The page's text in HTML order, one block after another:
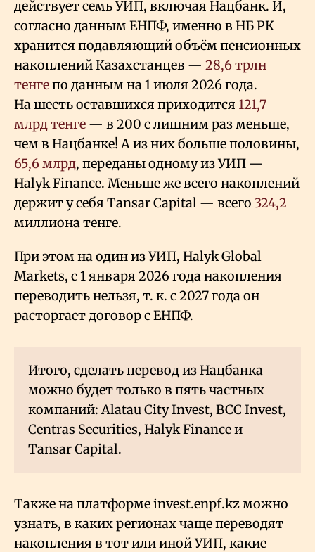
действует семь УИП, включая Нацбанк. И,
согласно данным ЕНПФ, именно в НБ РК
хранится подавляющий объём пенсионных
накоплений Казахстанцев — 28,6 трлн
тенгепо данным на 1 июля 2026 года.
На шесть оставшихся приходится 121,7
млрд тенге — в 200 с лишним раз меньше,
чем в Нацбанке! А из них больше половины,
65,6 млрд, переданы одному из УИП —
Halyk Finance. Меньше же всего накоплений
держит у себя Tansar Capital — всего 324,2
миллиона тенге.
При этом на один из УИП, Halyk Global
Markets, с 1 января 2026 года накопления
переводить нельзя, т. к. с 2027 года он
расторгает договор с ЕНПФ.
Итого, сделать перевод из Нацбанка
можно будет только в пять частных
компаний: Alatau City Invest, BCC Invest,
Centras Securities, Halyk Finance и
Tansar Capital.
Также на платформе invest.enpf.kz можно
узнать, в каких регионах чаще переводят
накопления в тот или иной УИП, какие